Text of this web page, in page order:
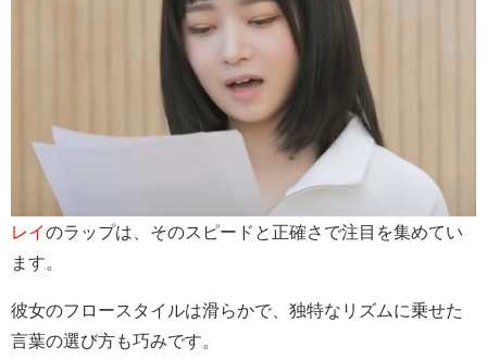
レイのラップは、そのスピードと正確さで注目を集めてい
ます。
彼女のフロースタイルは滑らかで、独特なリズムに乗せた
言葉の選び方も巧みです。